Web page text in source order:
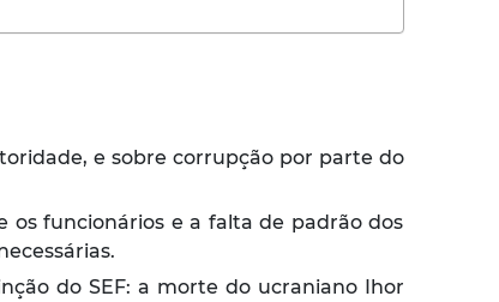
e sobre corrupção por parte do
os funcionários e a falta de padrão dos
do SEF: a morte do ucraniano Ihor